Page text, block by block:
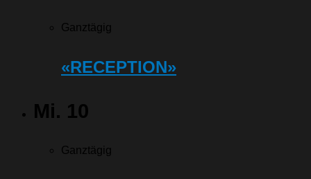
Ganztägig
«RECEPTION»
Mi. 10
Ganztägig